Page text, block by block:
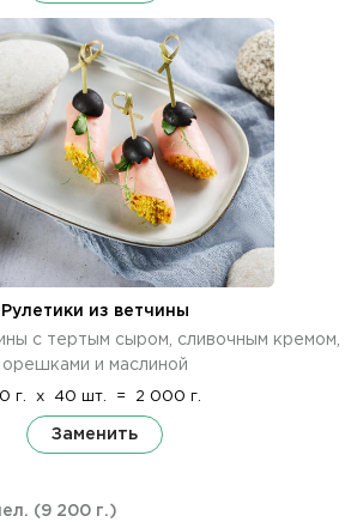
Рулетики из ветчины
с тертым сыром, сливочным кремом,
орешками и маслиной
г. x 40 шт. = 2 000 г.
Заменить
(9 200 г.)